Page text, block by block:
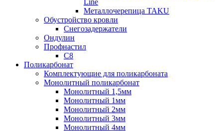
Line
Металлочерепица TAKU
Обустройство кровли
Снегозадержатели
Ондулин
Профнастил
С8
Поликарбонат
Комплектующие для поликарбоната
Монолитный поликарбонат
Монолитный 1,5мм
Монолитный 1мм
Монолитный 2мм
Монолитный 3мм
Монолитный 4мм